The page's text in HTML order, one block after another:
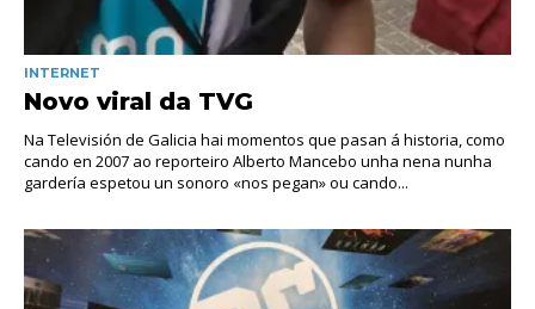
INTERNET
Novo viral da TVG
Na Televisión de Galicia hai momentos que pasan á historia, como
cando en 2007 ao reporteiro Alberto Mancebo unha nena nunha
gardería espetou un sonoro «nos pegan» ou cando...